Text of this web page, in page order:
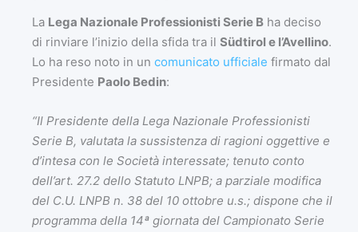
La Lega Nazionale Professionisti Serie B ha deciso
di rinviare l’inizio della sfida tra il Südtirol e l’Avellino.
Lo ha reso noto in un comunicato ufficiale firmato dal
Presidente Paolo Bedin:
“Il Presidente della Lega Nazionale Professionisti
Serie B, valutata la sussistenza di ragioni oggettive e
d’intesa con le Società interessate; tenuto conto
dell’art. 27.2 dello Statuto LNPB; a parziale modifica
del C.U. LNPB n. 38 del 10 ottobre u.s.; dispone che il
programma della 14ª giornata del Campionato Serie